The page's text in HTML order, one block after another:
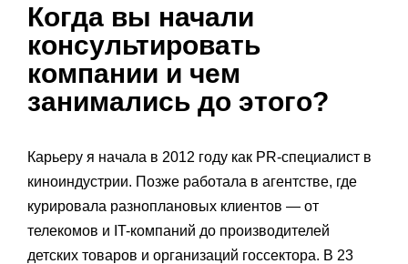
Когда вы начали
консультировать
компании и чем
занимались до этого?
Карьеру я начала в 2012 году как PR-специалист в
киноиндустрии. Позже работала в агентстве, где
курировала разноплановых клиентов — от
телекомов и IT-компаний до производителей
детских товаров и организаций госсектора. В 23